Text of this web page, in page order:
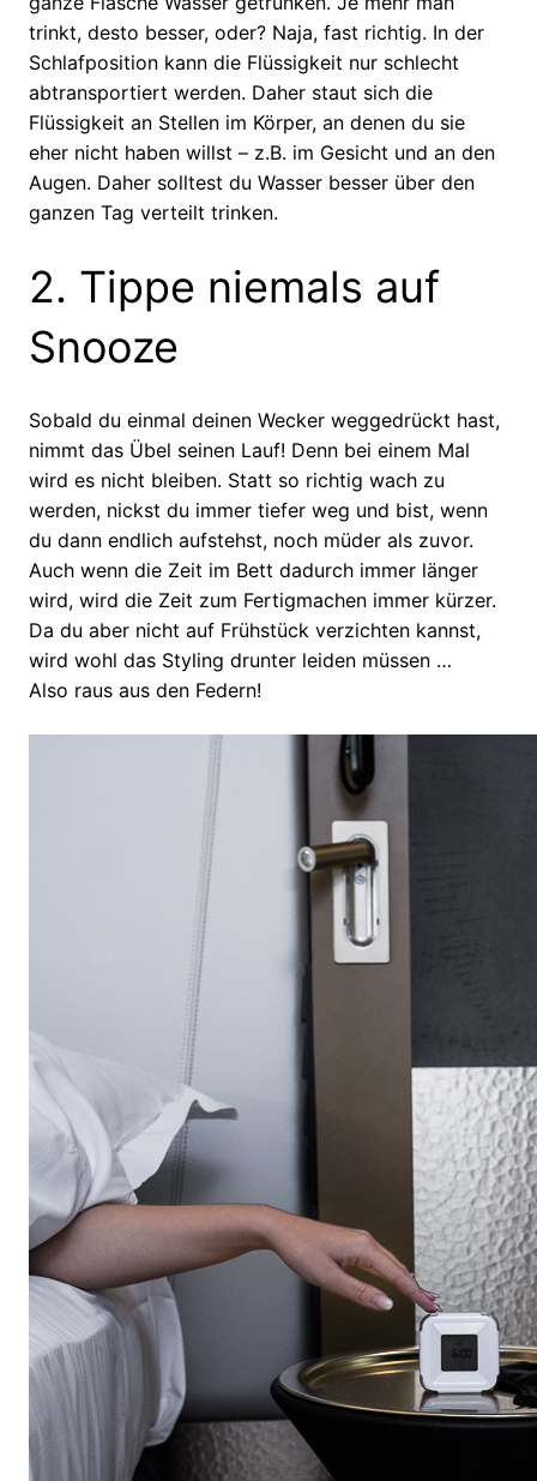
trinkt, desto besser, oder? Naja, fast richtig. In der
Schlafposition kann die Flüssigkeit nur schlecht
abtransportiert werden. Daher staut sich die
Flüssigkeit an Stellen im Körper, an denen du sie
eher nicht haben willst – z.B. im Gesicht und an den
Augen. Daher solltest du Wasser besser über den
ganzen Tag verteilt trinken.
2. Tippe niemals auf
Snooze
Sobald du einmal deinen Wecker weggedrückt hast,
nimmt das Übel seinen Lauf! Denn bei einem Mal
wird es nicht bleiben. Statt so richtig wach zu
werden, nickst du immer tiefer weg und bist, wenn
du dann endlich aufstehst, noch müder als zuvor.
Auch wenn die Zeit im Bett dadurch immer länger
wird, wird die Zeit zum Fertigmachen immer kürzer.
Da du aber nicht auf Frühstück verzichten kannst,
wird wohl das Styling drunter leiden müssen …
Also raus aus den Federn!